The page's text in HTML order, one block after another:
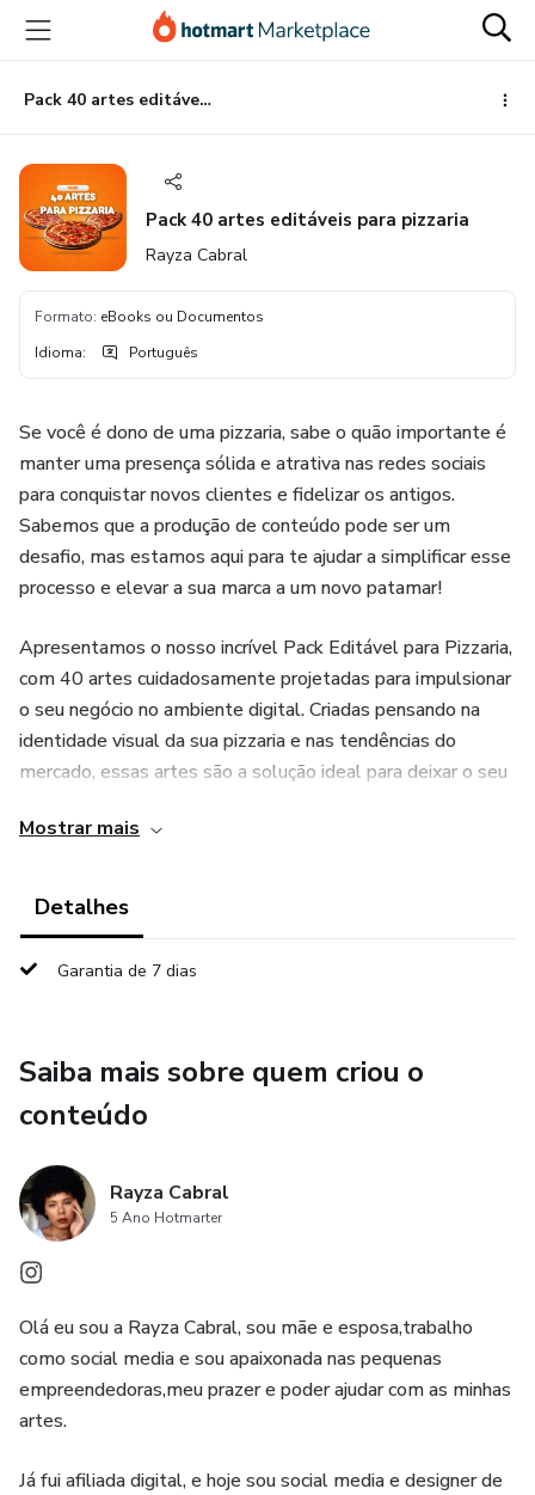
para
conteúdo
principal
para
pagamento
para
rodapé
Pack 40 artes editáveis para pizzaria
Pack 40 artes editáveis para pizzaria
Rayza Cabral
Formato: eBooks ou Documentos
Idioma: Português
Se você é dono de uma pizzaria, sabe o quão importante é
manter uma presença sólida e atrativa nas redes sociais
para conquistar novos clientes e fidelizar os antigos.
Sabemos que a produção de conteúdo pode ser um
desafio, mas estamos aqui para te ajudar a simplificar esse
processo e elevar a sua marca a um novo patamar!
Apresentamos o nosso incrível Pack Editável para Pizzaria,
com 40 artes cuidadosamente projetadas para impulsionar
o seu negócio no ambiente digital. Criadas pensando na
identidade visual da sua pizzaria e nas tendências do
mercado, essas artes são a solução ideal para deixar o seu
Pizzaria!
Pack Editável para Pizzaria. Eleve o seu negócio a outro
personalizáveis, produzir conteúdo de qualidade nunca foi
tão fácil!
Mostrar mais
Detalhes
Garantia de 7 dias
Saiba mais sobre quem criou o
conteúdo
Rayza Cabral
5 Ano Hotmarter
Olá eu sou a Rayza Cabral, sou mãe e esposa,trabalho
como social media e sou apaixonada nas pequenas
empreendedoras,meu prazer e poder ajudar com as minhas
artes.
Já fui afiliada digital, e hoje sou social media e designer de